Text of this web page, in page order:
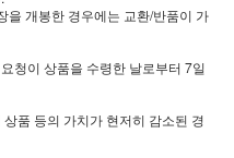
을 개봉한 경우에는 교환/반품이 가
청이 상품을 수령한 날로부터 7일
품 등의 가치가 현저히 감소된 경